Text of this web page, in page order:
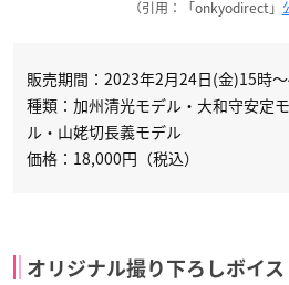
（引用：「onkyodirect」
販売期間：2023年2月24日(金)15時
種類：加州清光モデル・大和守安定
ル・山姥切長義モデル
価格：18,000円（税込）
オリジナル撮り下ろしボイス